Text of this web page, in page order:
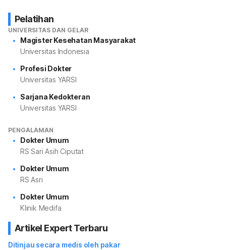
Pelatihan
UNIVERSITAS DAN GELAR
Magister Kesehatan Masyarakat
Universitas Indonesia
Profesi Dokter
Universitas YARSI
Sarjana Kedokteran
Universitas YARSI
PENGALAMAN
Dokter Umum
RS Sari Asih Ciputat
Dokter Umum
RS Asri
Dokter Umum
Klinik Medifa
Artikel Expert Terbaru
Ditinjau secara medis oleh pakar